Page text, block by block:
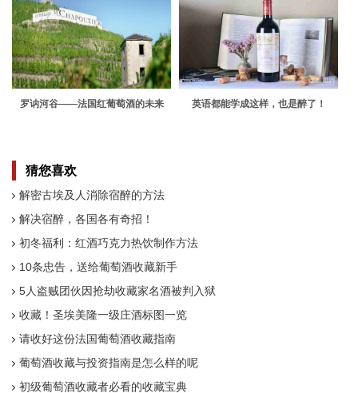
罗讷河谷——法国红葡萄酒的未来 英语都能学成这样，也是醉了！
猜您喜欢
解密古埃及人消除宿醉的方法
解决宿醉，各国各有奇招！
初冬福利：红酒巧克力热饮制作方法
10条忠告，送给葡萄酒收藏新手
5人盗贼团伙因抢劫收藏家名酒被判入狱
收藏！圣埃美隆一级庄酒标图一览
请收好这份法国葡萄酒收藏指南
葡萄酒收藏与投资指南是怎么样的呢
初级葡萄酒收藏者必看的收藏宝典